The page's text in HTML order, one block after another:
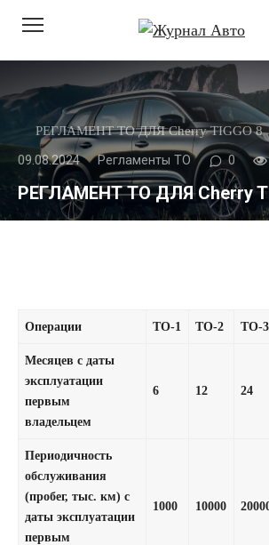
контенту
РЕГЛАМЕНТ ТО ДЛЯ Cherry TIGGO 8
09.08.2024 Регламенты ТО 0
РЕГЛАМЕНТ ТО ДЛЯ Cherry
Операции ТО-1 ТО-2 ТО-3
Месяцев с даты
эксплуатации
первым
владельцем
6 12 24
Периодичность
обслуживания
(пробег, тыс. км) с
даты эксплуатации
первым
1000 10000